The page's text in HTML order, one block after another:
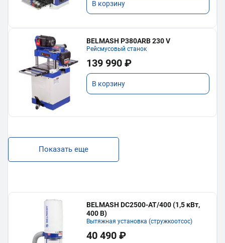
В корзину
BELMASH P380ARB 230 V
Рейсмусовый станок
139 990 ₽
В корзину
Показать еще
BELMASH DC2500-AT/400 (1,5 кВт,
400 В)
Вытяжная установка (стружкоотсос)
40 490 ₽